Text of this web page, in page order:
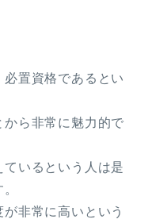
置資格であるとい
ら非常に魅力的で
いるという人は是
非常に高いという